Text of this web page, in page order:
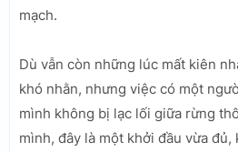
mạch.
Dù vẫn còn những lúc mất kiên
khó nhằn, nhưng việc có một
mình không bị lạc lối giữa rừng
mình, đây là một khởi đầu vừa đủ,